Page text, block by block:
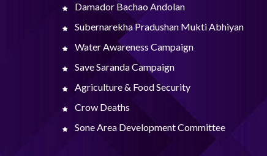
Damador Bachao Andolan
Subernarekha Pradushan Mukti Abhiyan
Water Awareness Campaign
Save Saranda Campaign
Agriculture & Food Security
Crow Deaths
Sone Area Development Committee